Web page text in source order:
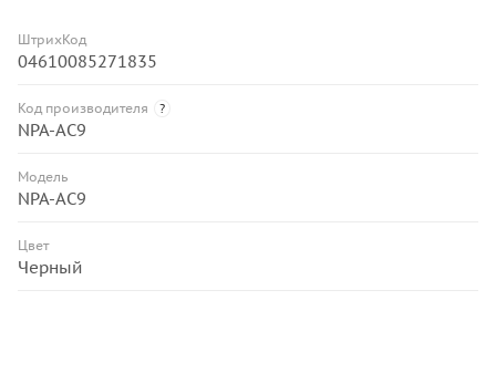
ШтрихКод
04610085271835
Код производителя ?
NPA-AC9
Модель
NPA-AC9
Цвет
Черный